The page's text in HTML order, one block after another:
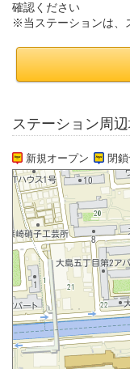
確認ください
※当ステーションは、
ステーション周辺
新規オープン 閉